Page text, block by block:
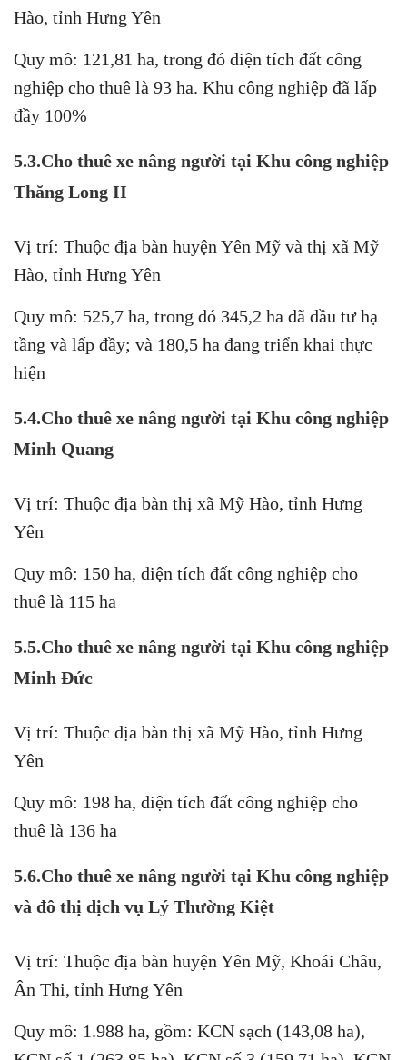
Hào, tỉnh Hưng Yên
Quy mô: 121,81 ha, trong đó diện tích đất công
nghiệp cho thuê là 93 ha. Khu công nghiệp đã lấp
đầy 100%
5.3.Cho thuê xe nâng người tại Khu công nghiệp
Thăng Long II
Vị trí: Thuộc địa bàn huyện Yên Mỹ và thị xã Mỹ
Hào, tỉnh Hưng Yên
Quy mô: 525,7 ha, trong đó 345,2 ha đã đầu tư hạ
tầng và lấp đầy; và 180,5 ha đang triển khai thực
hiện
5.4.Cho thuê xe nâng người tại Khu công nghiệp
Minh Quang
Vị trí: Thuộc địa bàn thị xã Mỹ Hào, tỉnh Hưng
Yên
Quy mô: 150 ha, diện tích đất công nghiệp cho
thuê là 115 ha
5.5.Cho thuê xe nâng người tại Khu công nghiệp
Minh Đức
Vị trí: Thuộc địa bàn thị xã Mỹ Hào, tỉnh Hưng
Yên
Quy mô: 198 ha, diện tích đất công nghiệp cho
thuê là 136 ha
5.6.Cho thuê xe nâng người tại Khu công nghiệp
và đô thị dịch vụ Lý Thường Kiệt
Vị trí: Thuộc địa bàn huyện Yên Mỹ, Khoái Châu,
Ân Thi, tỉnh Hưng Yên
Quy mô: 1.988 ha, gồm: KCN sạch (143,08 ha),